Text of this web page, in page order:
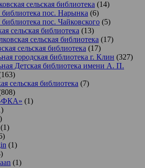
сельская библиотека (14)
библиотека пос. Нарынка (6)
библиотека пос. Чайковского (5)
сельская библиотека (13)
сельская библиотека (17)
сельская библиотека (17)
городская библиотека г. Клин (327)
Детская библиотека имени А. П.
сельская библиотека (7)
ФКА» (1)
(1)
(1)
(1)